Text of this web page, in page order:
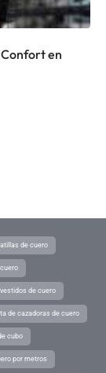
en
de cuero
vestidos de cuero
de cazadoras de cuero
cubo
por metros